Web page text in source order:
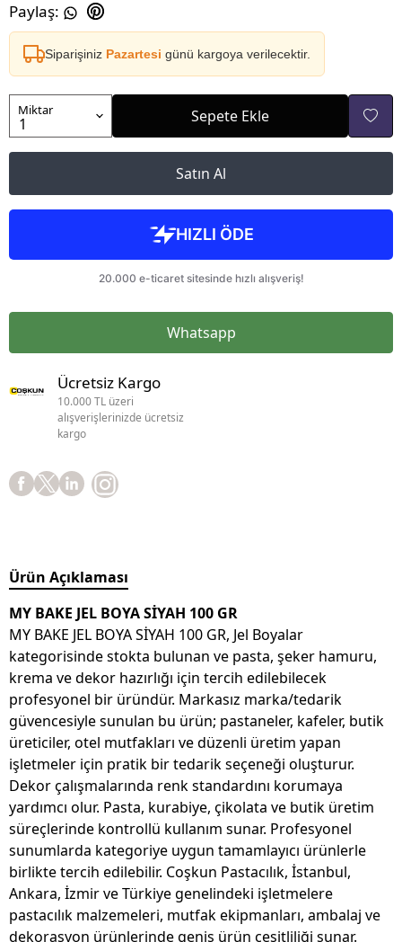
Paylaş:
Siparişiniz Pazartesi günü kargoya verilecektir.
Miktar Sepete Ekle
Satın Al
Whatsapp
Ücretsiz Kargo
10.000 TL üzeri
alışverişlerinizde ücretsiz
kargo
Ürün Açıklaması
MY BAKE JEL BOYA SİYAH 100 GR
MY BAKE JEL BOYA SİYAH 100 GR, Jel Boyalar
kategorisinde stokta bulunan ve pasta, şeker hamuru,
krema ve dekor hazırlığı için tercih edilebilecek
profesyonel bir üründür. Markasız marka/tedarik
güvencesiyle sunulan bu ürün; pastaneler, kafeler, butik
üreticiler, otel mutfakları ve düzenli üretim yapan
işletmeler için pratik bir tedarik seçeneği oluşturur.
Dekor çalışmalarında renk standardını korumaya
yardımcı olur. Pasta, kurabiye, çikolata ve butik üretim
süreçlerinde kontrollü kullanım sunar. Profesyonel
sunumlarda kategoriye uygun tamamlayıcı ürünlerle
birlikte tercih edilebilir. Coşkun Pastacılık, İstanbul,
Ankara, İzmir ve Türkiye genelindeki işletmelere
pastacılık malzemeleri, mutfak ekipmanları, ambalaj ve
dekorasyon ürünlerinde geniş ürün çeşitliliği sunar.